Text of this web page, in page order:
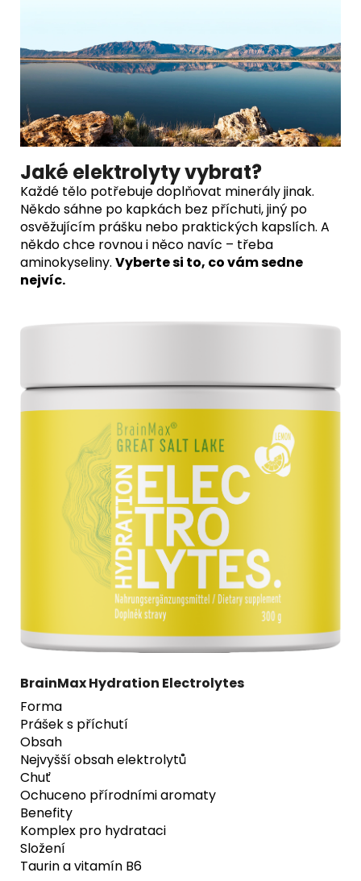
Jaké elektrolyty vybrat?
Každé tělo potřebuje doplňovat minerály jinak.
Někdo sáhne po kapkách bez příchuti, jiný po
osvěžujícím prášku nebo praktických kapslích. A
někdo chce rovnou i něco navíc – třeba
aminokyseliny. Vyberte si to, co vám sedne
nejvíc.
BrainMax Hydration Electrolytes
Forma
Prášek s příchutí
Obsah
Nejvyšší obsah elektrolytů
Chuť
Ochuceno přírodními aromaty
Benefity
Komplex pro hydrataci
Složení
Taurin a vitamín B6